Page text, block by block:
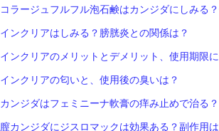
コラージュフルフル泡石鹸はカンジダにしみる
インクリアはしみる？膀胱炎との関係は？
インクリアのメリットとデメリット、使用期限
インクリアの匂いと、使用後の臭いは？
カンジダはフェミニーナ軟膏の痒み止めで治る？
膣カンジダにジスロマックは効果ある？副作用